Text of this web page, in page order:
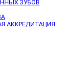
ЗУБОВ
АККРЕДИТАЦИЯ